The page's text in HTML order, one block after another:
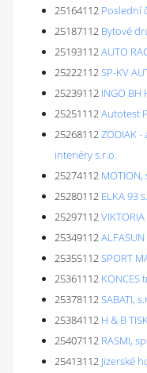
25164112 Poslední
25187112 Bytové
25193112AUTO
25222112SP-KV
25239112 INGO BH
25251112Autotest
25268112ZODIAK
interiéry s.r.o.
25274112 MOTION,
25280112 ELKA 93
25297112
25349112
25355112SPORT
25361112 KONCES
25378112SABATI,
25384112 H & B
25407112 RASMI,
25413112 Jizerské